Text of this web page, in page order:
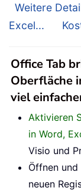
Weitere
Excel...
Office Tab
Oberfläche
viel
Aktivieren
in Word,
Visio und
Öffnen
neuen